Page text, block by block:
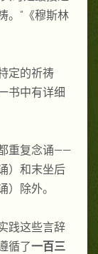
。”《穆斯林
定的祈祷
书中有详细
重复念诵——
）和末坐后
）除外。
践这些言辞
循了一百三